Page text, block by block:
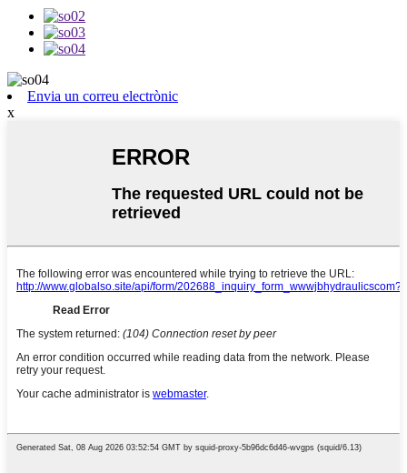
Envia un correu electrònic
x